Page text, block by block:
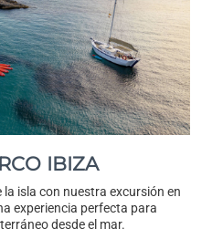
IBIZA
isla con nuestra excursión en
experiencia perfecta para
desde el mar.